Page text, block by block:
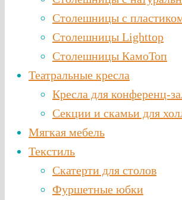
Столешницы c
Столешницы Lighttop
Столешницы КамоТоп
Театральные кресла
Кресла для конференц-
Секции и скамьи для
Мягкая мебель
Текстиль
Скатерти для столов
Фуршетные юбки